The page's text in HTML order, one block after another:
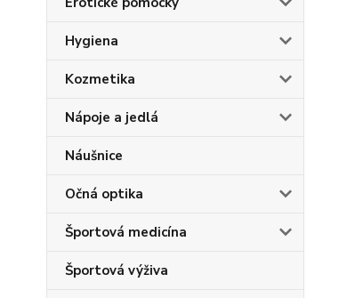
Hygiena
Kozmetika
Nápoje a jedlá
Náušnice
Očná optika
Športová medicína
Športová výživa